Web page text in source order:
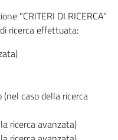
"CRITERI DI RICERCA"
ricerca effettuata:
caso della ricerca
ricerca avanzata)